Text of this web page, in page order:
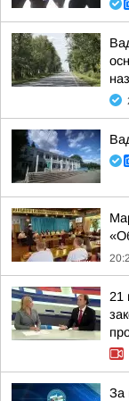
21
За